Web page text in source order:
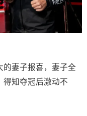
的妻子报喜，妻子全
得知夺冠后激动不